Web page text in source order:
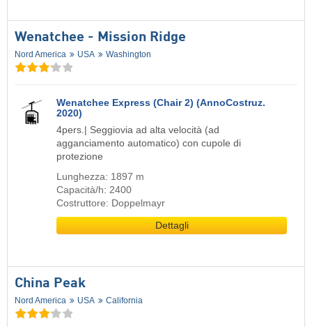
Wenatchee - Mission Ridge
Nord America USA Washington
Wenatchee Express (Chair 2) (AnnoCostruz.
2020)
4pers.| Seggiovia ad alta velocità (ad
agganciamento automatico) con cupole di
protezione
Lunghezza: 1897 m
Capacità/h: 2400
Costruttore: Doppelmayr
Dettagli
China Peak
Nord America USA California